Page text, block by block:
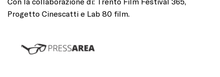
Progetto Cinescatti e Lab 80 film.